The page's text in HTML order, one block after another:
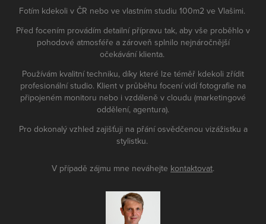
Fotím kdekoli v ČR nebo ve vlastním studiu 100m2 ve Vlašimi.
Před focením provádím detailní přípravu tak, aby vše proběhlo v
pohodové atmosféře a zároveň splnilo nejnáročnější
očekávání klienta.
Používám kvalitní techniku, díky které lze téměř kdekoli zřídit
profesionální studio. Klient v průběhu focení vidí fotografie na
připojeném monitoru nebo i vzdáleně v cloudu (marketingové
oddělení, agentura).
Pro dokonalý vzhled zajišťuji na přání osvědčenou vizážistku a
stylistku.
V případě zájmu mne neváhejte kontaktovat.